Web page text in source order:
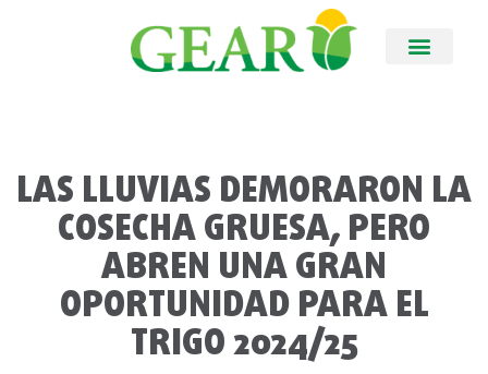
LAS LLUVIAS DEMORARON LA
COSECHA GRUESA, PERO
ABREN UNA GRAN
OPORTUNIDAD PARA EL
TRIGO 2024/25